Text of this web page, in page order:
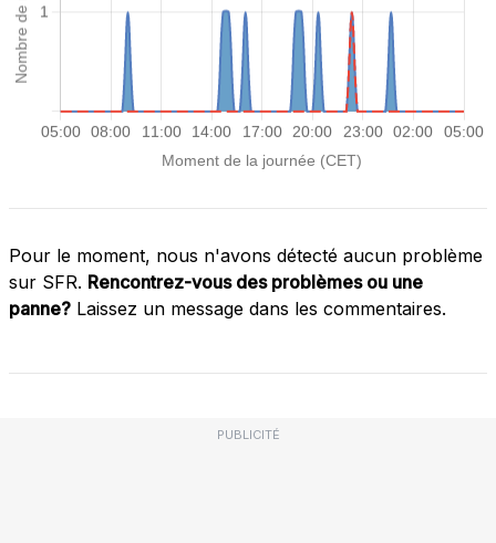
Pour le moment, nous n'avons détecté aucun problème
sur SFR. Rencontrez-vous des problèmes ou une
panne? Laissez un message dans les commentaires.
PUBLICITÉ